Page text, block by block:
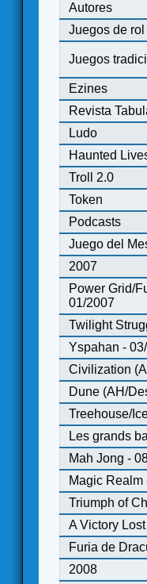
Autores
Juegos de rol
Juegos
Ezines
Revista
Ludo
Haunted
Troll 2.0
Token
Podcasts
Juego del
2007
Power Grid/
01/2007
Twilight
Yspahan -
Civilization
Dune (AH/
Treehouse/
Les grands
Mah Jong -
Magic Realm
Triumph of
A Victory
Furia de
2008